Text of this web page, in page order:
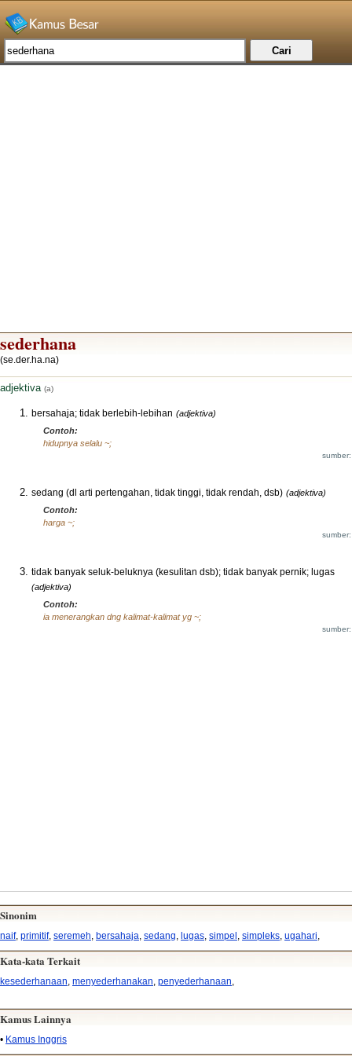
sederhana
(se.der.ha.na)
adjektiva (a)
bersahaja; tidak berlebih-lebihan (adjektiva)
Contoh:
hidupnya selalu ~;
sedang (dl arti pertengahan, tidak tinggi, tidak rendah, dsb) (adjektiva)
Contoh:
harga ~;
tidak banyak seluk-beluknya (kesulitan dsb); tidak banyak pernik; lugas
(adjektiva)
Contoh:
ia menerangkan dng kalimat-kalimat yg ~;
Sinonim
naif, primitif, seremeh bersahaja sedang lugas simpel simpleks ugahari
Kata-kata Terkait
kesederhanaan, menyederhanakan, penyederhanaan,
Kamus Lainnya
• Kamus Inggris